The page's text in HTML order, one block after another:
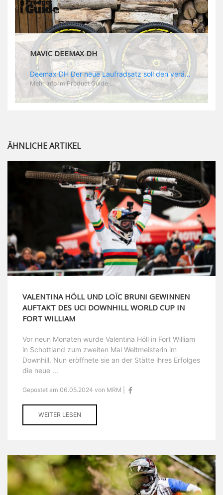
MAVIC DEEMAX DH
Deemax DH Der neue Laufradsatz soll den veränderten Ansprüchen im Downhill Einsatz gerecht werden: die Geschwindigkeiten werden immer höher, die Kräfte, die aufs Material wirken ebenfalls. Damit steigen natürlich auch die Ansprüche der Fahrer ans Material. Das einzige, was eventuell niedriger wird, ist der Reifendruck. Somit ergibt sich der Anforderungskatalog an das Deemax-Update. Hier ist das Ergebnis: - der Laufradsatz bekam eine neue Felge mit 28 mm Innenbreite. Laut Scott Sharples ist das der beste Kompromiss aus Stabilität, Gewicht und Steifigkeit, vor allem aber passt diese Breite am besten zu den Reifen, die aktuell auf dem Markt sind und im Renneinsatz gefahren werden. Es gehe auch breite und schmaler, 28 mm hätten sich aber im Test als Optimum herausgestellt. - mit einem 4D-Fertigungsprozess wurde die Materialverteilung optimiert: Stabilität dort, wo sie erforderlich ist, Gewichtsersparnis da, wo es Sinn macht. Somit gibt Mavic eine GGewichtsersparnis von 15 % an, ohne an Stabilität einzubüßen - neue, ultraleichte „double butted“ Speichen und ein super effizienter Freilauf - Mavics bewährtes UST System für perfekte Kompatibilität mit Tubeless Reifen - Gewicht (Laufradset): 1944 g)
Mehr Info im Product Guide ...
ÄHNLICHE ARTIKEL
VALENTINA HÖLL UND LOÏC BRUNI GEWINNEN
AUFTAKT DES UCI DOWNHILL WORLD CUP IN
FORT WILLIAM
Vor neun Monaten wurde Valentina Höll in Fort William
in Schottland zum zweiten Mal Weltmeisterin im
Downhill. Nun eröffnete sie an der Stätte ihres Erfolges
die neue ...
Gepostet am 06.05.2024 von MRM |
WEITER LESEN